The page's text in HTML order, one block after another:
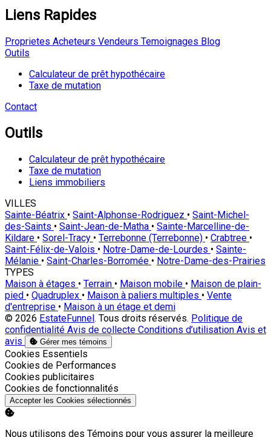
Liens Rapides
Proprietes Acheteurs Vendeurs Temoignages Blog
Outils
Calculateur de prêt hypothécaire
Taxe de mutation
Contact
Outils
Calculateur de prêt hypothécaire
Taxe de mutation
Liens immobiliers
VILLES
Sainte-Béatrix • Saint-Alphonse-Rodriguez • Saint-Michel-
des-Saints • Saint-Jean-de-Matha • Sainte-Marcelline-de-
Kildare • Sorel-Tracy • Terrebonne (Terrebonne) • Crabtree •
Saint-Félix-de-Valois • Notre-Dame-de-Lourdes • Sainte-
Mélanie • Saint-Charles-Borromée • Notre-Dame-des-Prairies
TYPES
Maison à étages • Terrain • Maison mobile • Maison de plain-
pied • Quadruplex • Maison à paliers multiples • Vente
d'entreprise • Maison à un étage et demi
© 2026 EstateFunnel. Tous droits réservés. Politique de
confidentialité Avis de collecte Conditions d’utilisation Avis et
avis
Gérer mes témoins
Activer
Cookies Essentiels
Activer
Cookies de Performances
Activer
Cookies publicitaires
Activer
Cookies de fonctionnalités
Accepter les Cookies sélectionnés
Nous utilisons des Témoins pour vous assurer la meilleure